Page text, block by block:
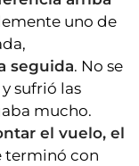
uno de
seguida. No se
sufrió las
mucho.
el vuelo, el
terminó con